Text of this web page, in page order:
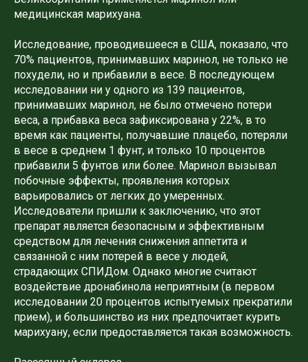
медицинская марихуана.
Исследование, проводившееся в США, показало, что
70% пациентов, принимавших маринол, не только не
похудели, но и прибавили в весе. В последующем
исследовании ни у одного из 139 пациентов,
принимавших маринол, не было отмечено потери
веса, а прибавка веса зафиксирована у 22%, в то
время как пациенты, получавшие плацебо, потеряли
в весе в среднем 1 фунт, и только 10 процентов
прибавили 5 фунтов или более. Маринол вызывал
побочные эффекты, проявления которых
варьировались от легких до умеренных.
Исследователи пришли к заключению, что этот
препарат является безопасным и эффективным
средством для лечения снижения аппетита и
связанной с ним потерей в весе у людей,
страдающих СПИДом. Однако многие считают
воздействие дронабинола неприятным (в первом
исследовании 20 процентов испытуемых прекратили
прием), и большинство из них предпочитает курить
марихуану, если предоставляется такая возможность.